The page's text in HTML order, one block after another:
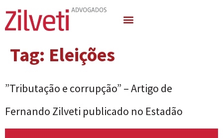
Tag: Eleições
”Tributação e corrupção” – Artigo de
Fernando Zilveti publicado no Estadão